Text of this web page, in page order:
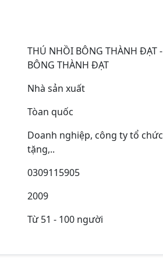
THÚ NHỒI BÔNG THÀNH ĐẠT
BÔNG THÀNH ĐẠT
Nhà sản xuất
Tòan quốc
Doanh nghiệp, công ty tổ
tặng,..
0309115905
2009
Từ 51 - 100 người